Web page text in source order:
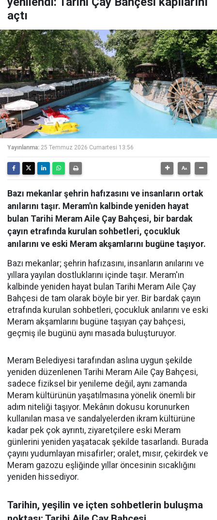
açtı
Yayınlanma: 25 Temmuz 2026 Cumartesi 13:56
Bazı mekanlar şehrin hafızasını ve insanların ortak
anılarını taşır. Meram'ın kalbinde yeniden hayat
bulan Tarihi Meram Aile Çay Bahçesi, bir bardak
çayın etrafında kurulan sohbetleri, çocukluk
anılarını ve eski Meram akşamlarını bugüne taşıyor.
Bazı mekanlar; şehrin hafızasını, insanların anılarını ve
yıllara yayılan dostluklarını içinde taşır. Meram'ın
kalbinde yeniden hayat bulan Tarihi Meram Aile Çay
Bahçesi de tam olarak böyle bir yer. Bir bardak çayın
etrafında kurulan sohbetleri, çocukluk anılarını ve eski
Meram akşamlarını bugüne taşıyan çay bahçesi,
geçmiş ile bugünü aynı masada buluşturuyor.
Meram Belediyesi tarafından aslına uygun şekilde
yeniden düzenlenen Tarihi Meram Aile Çay Bahçesi,
sadece fiziksel bir yenileme değil, aynı zamanda
Meram kültürünün yaşatılmasına yönelik önemli bir
adım niteliği taşıyor. Mekânın dokusu korunurken
kullanılan masa ve sandalyelerden ikram kültürüne
kadar pek çok ayrıntı, ziyaretçilere eski Meram
günlerini yeniden yaşatacak şekilde tasarlandı. Burada
çayını yudumlayan misafirler; oralet, mısır, çekirdek ve
Meram gazozu eşliğinde yıllar öncesinin sıcaklığını
yeniden hissediyor.
Tarihin, yeşilin ve içten sohbetlerin buluşma